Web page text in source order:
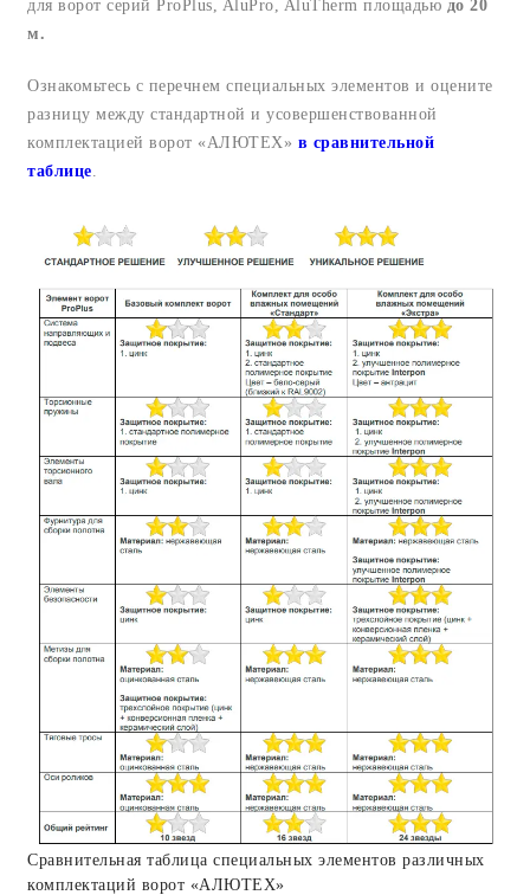
для ворот серий ProPlus, AluPro, AluTherm площадью до 20
м.
Ознакомьтесь с перечнем специальных элементов и оцените
разницу между стандартной и усовершенствованной
комплектацией ворот «АЛЮТЕХ» в сравнительной
таблице
Сравнительная таблица специальных элементов различных
комплектаций ворот «АЛЮТЕХ»